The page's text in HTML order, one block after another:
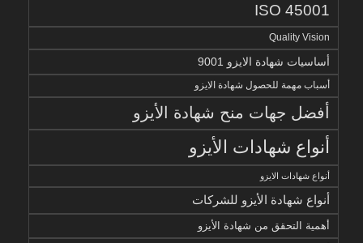
ISO 45001
Quality Vision
أساسيات شهادة الايزو 9001
أسباب مهمة للحصول شهادة الايزو
أفضل جهات منح شهادة الأيزو
أنواع شهادات الأيزو
أنواع شهادات الايزو
أنواع شهادة الأيزو للشركات
أهمية التحقق من شهادة الأيزو